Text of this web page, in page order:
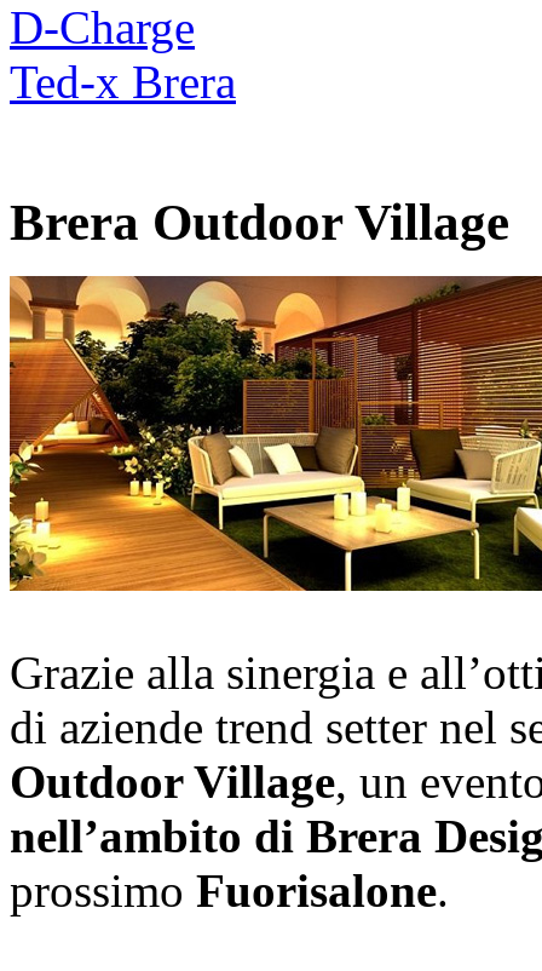
D-Charge
Ted-x Brera
Brera Outdoor Village
Grazie alla sinergia e
di aziende trend setter nel
Outdoor Village, un
nell’ambito di Brera
prossimo Fuorisalone.